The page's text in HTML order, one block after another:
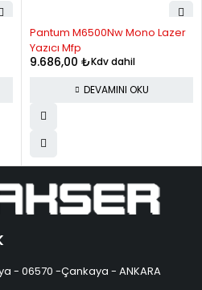
1,062.81
Pantum M6500Nw Mono Lazer
Yazıcı Mfp
9.686,00 ₺Kdv dahil
DEVAMINI OKU
- 06570 -Çankaya - ANKARA